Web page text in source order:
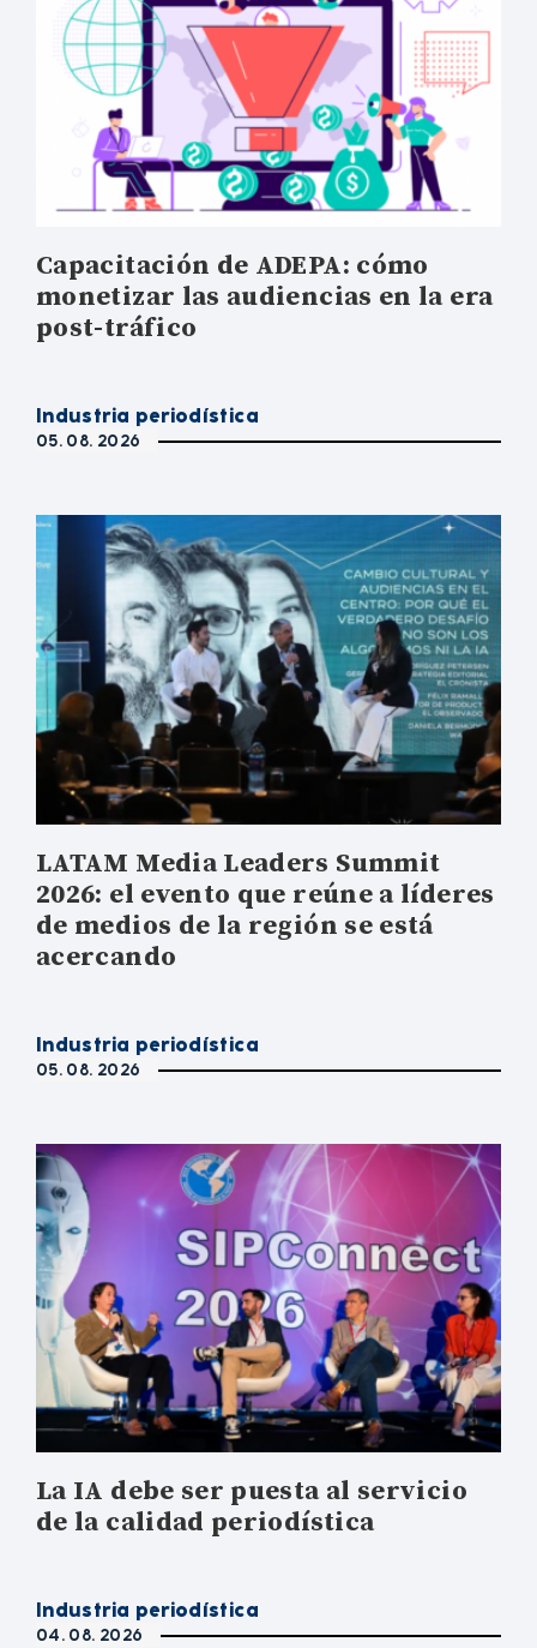
Capacitación de ADEPA: cómo
monetizar las audiencias en la era
post-tráfico
Industria periodística
05. 08. 2026
LATAM Media Leaders Summit
2026: el evento que reúne a líderes
de medios de la región se está
acercando
Industria periodística
05. 08. 2026
La IA debe ser puesta al servicio
de la calidad periodística
Industria periodística
04. 08. 2026